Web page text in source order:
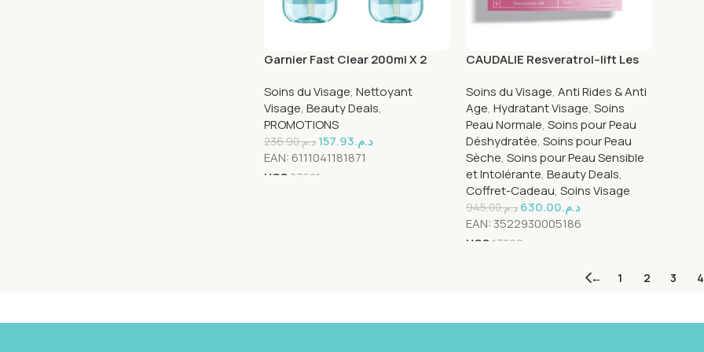
Garnier Fast Clear 200ml X 2
Soins du Visage, Nettoyant
Visage, Beauty Deals,
PROMOTIONS
د.م.236.90 د.م.157.93
EAN: 6111041181871
UGS 27601
CAUDALIE Resveratrol–lift Les
Soins du Visage, Anti Rides & Anti
Age, Hydratant Visage, Soins
Peau Normale, Soins pour Peau
Déshydratée, Soins pour Peau
Sèche, Soins pour Peau Sensible
et Intolérante, Beauty Deals,
Coffret-Cadeau, Soins Visage
د.م.945.00 د.م.630.00
EAN: 3522930005186
UGS 17899
← 1 2 3 4